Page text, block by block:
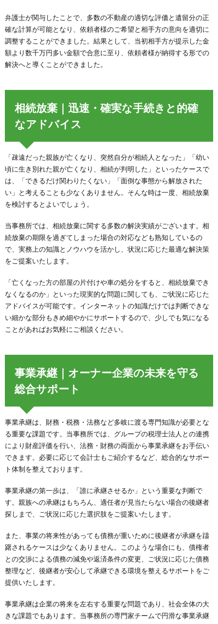
弁護士が関与したことで、多数の不動産の適切な評価と遺留分の正
確な計算が可能となり、依頼者様のご希望と相手方の意向を適切に
調整することができました。結果として、当初相手方が提示した金
額より数千万円多い金額で合意に至り、依頼者様が納得する形での
解決へと導くことができました。
相続放棄｜迅速・確実な手続きと的確
なアドバイス
「疎遠だった親族が亡くなり、突然自分が相続人となった」「幼い
頃に生き別れた親が亡くなり、相続が判明した」といったケースで
は、「できるだけ関わりたくない」「面倒な事態から解放された
い」と考えることも少なくありません。そんな時は一度、相続放棄
を検討するとよいでしょう。
当事務所では、相続放棄に関する多数の解決実績がございます。相
続放棄の期限を過ぎてしまった場合の対応なども熟知しているの
で、実務上の知識とノウハウを活かし、状況に応じた最適な解決策
をご提案いたします。
「亡くなった方の部屋の片付けや車の処分をすると、相続放棄でき
なくなるのか」といった現実的な問題に関しても、ご状況に応じた
アドバイスが可能です。インターネットの知識だけでは判断できな
い細かな部分もきめ細やかにサポートするので、少しでも気になる
ことがあればお気軽にご相談ください。
事業承継｜オーナー企業の未来を守る
総合サポート
事業承継は、財務・税務・法務など多岐に渡る専門知識が必要とな
る重要な課題です。当事務所では、グループの税理士法人との連携
により財産評価を行い、法務・財務の両面から事業承継をお手伝い
できます。必要に応じて会計士もご紹介するなど、総合的なサポー
ト体制を整えております。
事業承継の第一歩は、「誰に承継させるか」という重要な判断で
す。親族への承継はもちろん、適任者が見当たらない場合の後継者
探しまで、ご状況に応じた選択肢をご提案いたします。
また、事業の将来性があっても債務が重いために後継者が承継を躊
躇されるケースは少なくありません。このような場合にも、債権者
との交渉による債務の減免や返済条件の変更、ご状況に応じた債務
整理など、後継者が安心して承継できる環境を整えるサポートをご
提供いたします。
事業承継は企業の将来を左右する重要な問題であり、社会全体の大
きな課題でもあります。当事務所の専門家チームで円滑な事業承継